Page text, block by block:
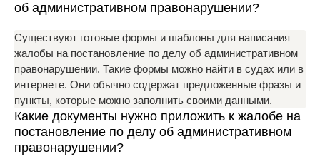
об административном правонарушении?
Существуют готовые формы и шаблоны для написания
жалобы на постановление по делу об административном
правонарушении. Такие формы можно найти в судах или в
интернете. Они обычно содержат предложенные фразы и
пункты, которые можно заполнить своими данными.
Какие документы нужно приложить к жалобе на
постановление по делу об административном
правонарушении?